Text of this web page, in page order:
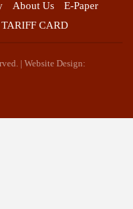
About Us
E-Paper
TARIFF CARD
| Website Design: